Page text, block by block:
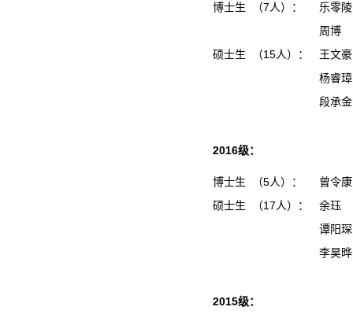
博士生 （7人）：
乐零陵
周博
硕士生 （15人）：
王文
杨睿
段承
2016级：
博士生 （5人）：
曾令
硕士生 （17人）：
余珏
谭阳
李昊
2015级：